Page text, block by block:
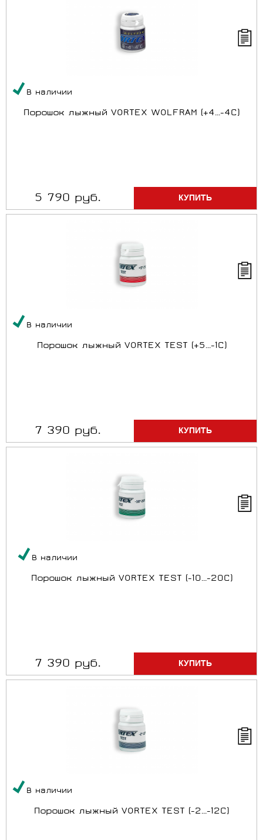
В наличии
Порошок лыжный VORTEX WOLFRAM (+4...-4C)
5 790 руб.
В наличии
Порошок лыжный VORTEX TEST (+5...-1C)
7 390 руб.
В наличии
Порошок лыжный VORTEX TEST (-10...-20C)
7 390 руб.
В наличии
Порошок лыжный VORTEX TEST (-2...-12C)